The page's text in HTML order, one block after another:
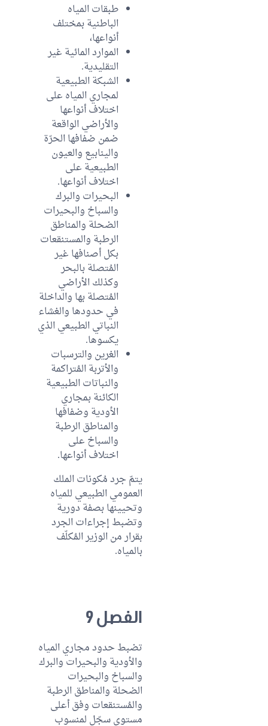
طبقات المياه
الباطنية بمختلف
أنواعها،
الموارد المائية غير
التقليدية.
الشبكة الطبيعية
لمجاري المياه على
اختلاف أنواعها
والأراضي الواقعة
ضمن ضفافها الحرّة
والينابيع والعيون
الطبيعية على
اختلاف أنواعها.
البحيرات والبرك
والسباخ والبحيرات
الضحلة والمناطق
الرطبة والمستنقعات
بكل أصنافها غير
المُتصلة بالبحر
وكذلك الأراضي
المُتصلة بها والداخلة
في حدودها والغشاء
النباتي الطبيعي الذي
يكسوها.
الغرين والترسبات
والأتربة المُتراكمة
والنباتات الطبيعية
الكائنة بمجاري
الأودية وضفافها
والمناطق الرطبة
والسباخ على
اختلاف أنواعها.
يتمّ جرد مُكونات الملك
العمومي الطبيعي للمياه
وتحيينها بصفة دورية
وتضبط إجراءات الجرد
بقرار من الوزير المُكلّف
بالمياه.
الفصل 9
تضبط حدود مجاري المياه
والأودية والبحيرات والبرك
والسباخ والبحيرات
الضحلة والمناطق الرطبة
والمُستنقعات وفق أعلى
مستوى سجّل لمنسوب